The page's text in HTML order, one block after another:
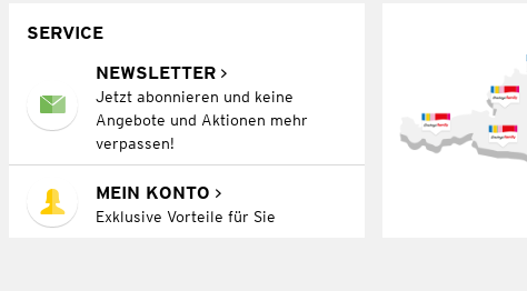
SERVICE
NEWSLETTER
Jetzt abonnieren und keine
Angebote und Aktionen mehr
verpassen!
MEIN KONTO
Exklusive Vorteile für Sie